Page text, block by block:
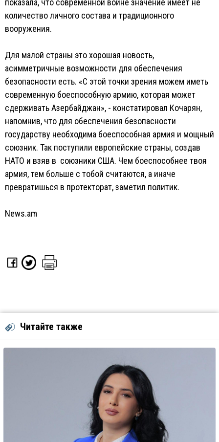
показала, что современной войне значение имеет не
количество личного состава и традиционного
вооружения.
Для малой страны это хорошая новость,
асимметричные возможности для обеспечения
безопасности есть. «С этой точки зрения можем иметь
современную боеспособную армию, которая может
сдерживать Азербайджан», - констатировал Кочарян,
напомнив, что для обеспечения безопасности
государству необходима боеспособная армия и мощный
союзник. Так поступили европейские страны, создав
НАТО и взяв в союзники США. Чем боеспособнее твоя
армия, тем больше с тобой считаются, а иначе
превратишься в протекторат, заметил политик.
News.am
Читайте также